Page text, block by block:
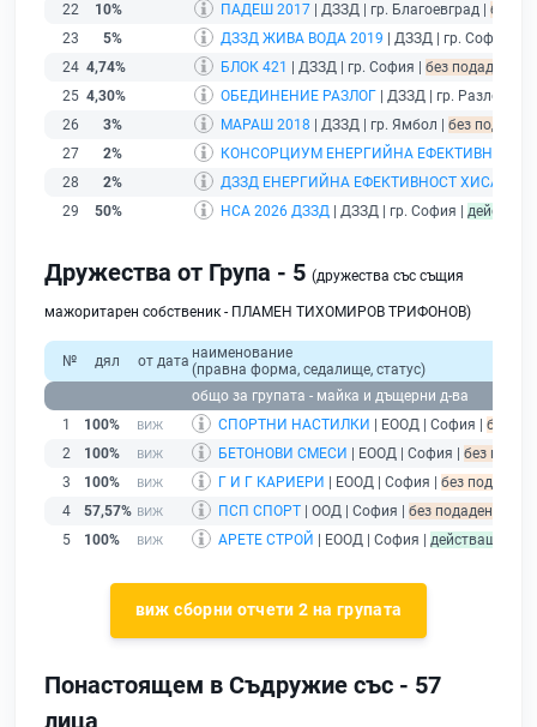
22
10% ПАДЕШ 2017 | ДЗЗД | гр. Благоевград | без
23
5% ДЗЗД ЖИВА ВОДА 2019 | ДЗЗД | гр. София |
24 4,74% БЛОК 421 | ДЗЗД | гр. София | без подаден
25 4,30% ОБЕДИНЕНИЕ РАЗЛОГ | ДЗЗД | гр. Разлог |
26
3% МАРАШ 2018 | ДЗЗД | гр. Ямбол | без подаден
27
2%
КОНСОРЦИУМ ЕНЕРГИЙНА ЕФЕКТИВНОСТ
28
2% ДЗЗД ЕНЕРГИЙНА ЕФЕКТИВНОСТ ХИСАРЯ
29
50% НСА 2026 ДЗЗД | ДЗЗД | гр. София | действащ
Дружества от Група - 5 (дружества със същия
мажоритарен собственик - ПЛАМЕН ТИХОМИРОВ ТРИФОНОВ)
№ дял от дата наименование
(правна форма, седалище, статус)
общо за групата - майка и дъщерни д-ва
1
100% СПОРТНИ НАСТИЛКИ | ЕООД | София | без
2
100% БЕТОНОВИ СМЕСИ | ЕООД | София | без
3
100% Г И Г КАРИЕРИ | ЕООД | София | без подаден
4
57,57% ПСП СПОРТ | ООД | София | без подаден
5
100% АРЕТЕ СТРОЙ | ЕООД | София | действащ
виж сборни отчети 2 на групата
Понастоящем в Съдружие със - 57
лица